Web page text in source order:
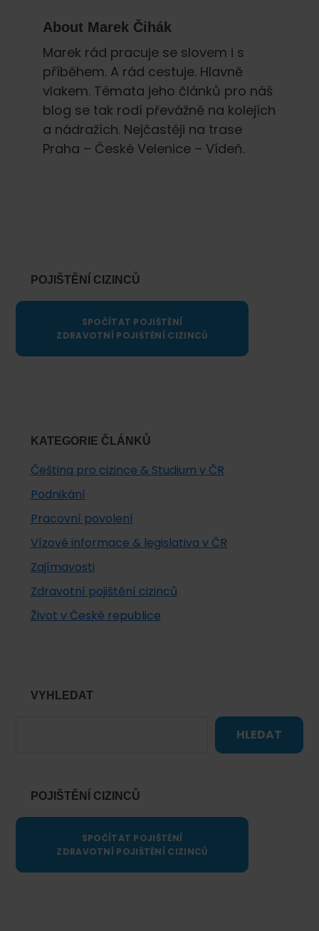
About Marek Čihák
Marek rád pracuje se slovem i s
příběhem. A rád cestuje. Hlavně
vlakem. Témata jeho článků pro náš
blog se tak rodí převážně na kolejích
a nádražích. Nejčastěji na trase
Praha – České Velenice – Vídeň.
POJIŠTĚNÍ CIZINCŮ
SPOČÍTAT POJIŠTĚNÍ
ZDRAVOTNÍ POJIŠTĚNÍ CIZINCŮ
KATEGORIE ČLÁNKŮ
Čeština pro cizince & Studium v ČR
Podnikání
Pracovní povolení
Vízové informace & legislativa v ČR
Zajímavosti
Zdravotní pojištění cizinců
Život v České republice
VYHLEDAT
HLEDAT
POJIŠTĚNÍ CIZINCŮ
SPOČÍTAT POJIŠTĚNÍ
ZDRAVOTNÍ POJIŠTĚNÍ CIZINCŮ